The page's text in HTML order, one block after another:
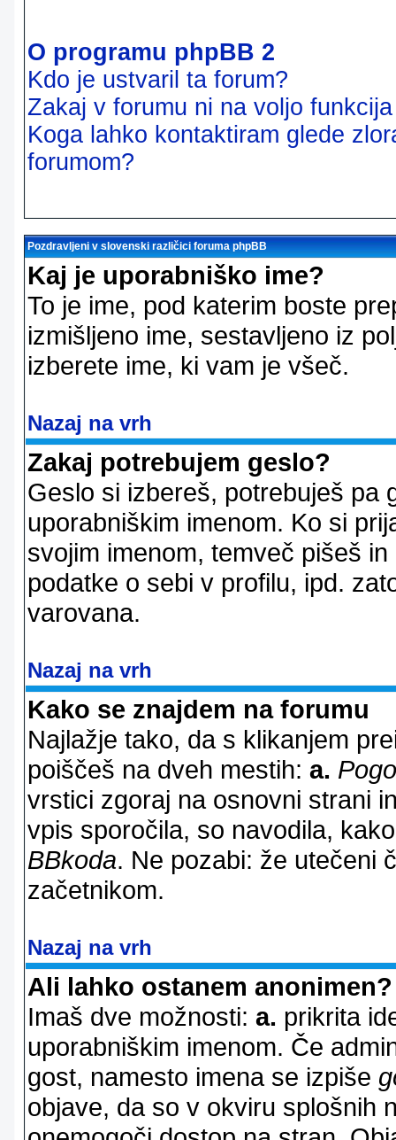
O programu phpBB 2
Kdo je ustvaril ta forum?
Zakaj v forumu ni na voljo
Koga lahko kontaktiram glede
forumom?
Pozdravljeni v slovenski različici foruma phpBB
Kaj je uporabniško ime?
To je ime, pod katerim boste
izmišljeno ime, sestavljeno iz
izberete ime, ki vam je všeč.
Nazaj na vrh
Zakaj potrebujem geslo?
Geslo si izbereš, potrebuješ pa
uporabniškim imenom. Ko si
svojim imenom, temveč pišeš
podatke o sebi v profilu, ipd.
varovana.
Nazaj na vrh
Kako se znajdem na forumu
Najlažje tako, da s klikanjem
poiščeš na dveh mestih: a.
vrstici zgoraj na osnovni strani
vpis sporočila, so navodila,
BBkoda. Ne pozabi: že utečeni
začetnikom.
Nazaj na vrh
Ali lahko ostanem anonimen?
Imaš dve možnosti: a. prikrita
uporabniškim imenom. Če
gost, namesto imena se izpiše
objave, da so v okviru splošnih